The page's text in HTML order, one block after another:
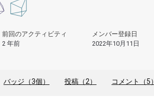
前回のアクティビティ
2 年前
メンバー登録日
2022年10月11日
バッジ（3個） 投稿（2） コメント（5）